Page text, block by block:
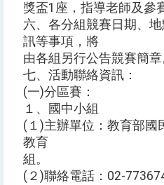
獎盃1座，指導老師及參
六、各分組競賽日期、
訊等事項，將
由各組另行公告競賽簡章
七、活動聯絡資訊：
(一)分區賽：
１、國中小組
(１)主辦單位：教育部國
教育
組。
(２)聯絡電話：02-